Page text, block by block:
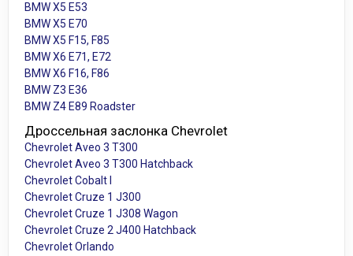
BMW X5 E53
BMW X5 E70
BMW X5 F15, F85
BMW X6 E71, E72
BMW X6 F16, F86
BMW Z3 E36
BMW Z4 E89 Roadster
Дроссельная заслонка Chevrolet
Chevrolet Aveo 3 T300
Chevrolet Aveo 3 T300 Hatchback
Chevrolet Cobalt I
Chevrolet Cruze 1 J300
Chevrolet Cruze 1 J308 Wagon
Chevrolet Cruze 2 J400 Hatchback
Chevrolet Orlando